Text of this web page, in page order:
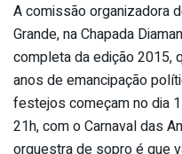
A comissão organizadora
Grande, na Chapada
completa da edição 2015,
anos de emancipação
festejos começam no dia
21h, com o Carnaval das